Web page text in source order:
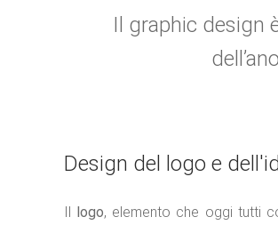
Il graphic design
Design del logo e
Il logo, elemento che oggi tutti